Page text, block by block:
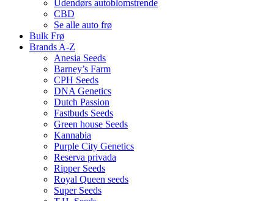
Udendørs autoblomstrende
CBD
Se alle auto frø
Bulk Frø
Brands A-Z
Anesia Seeds
Barney’s Farm
CPH Seeds
DNA Genetics
Dutch Passion
Fastbuds Seeds
Green house Seeds
Kannabia
Purple City Genetics
Reserva privada
Ripper Seeds
Royal Queen seeds
Super Seeds